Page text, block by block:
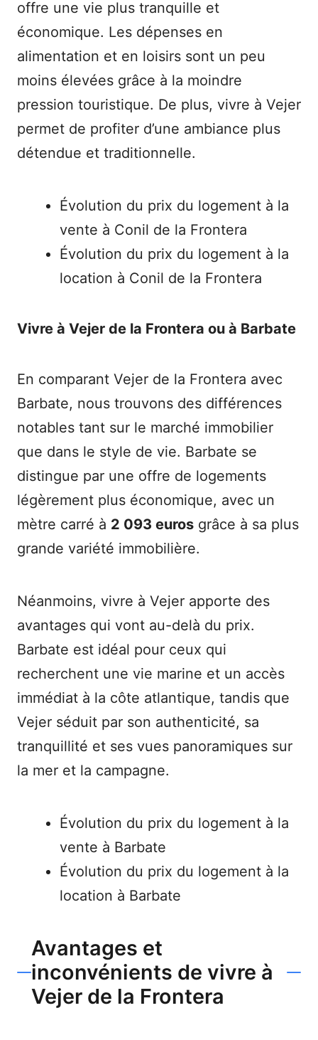
offre une vie plus tranquille et
économique. Les dépenses en
alimentation et en loisirs sont un peu
moins élevées grâce à la moindre
pression touristique. De plus, vivre à Vejer
permet de profiter d’une ambiance plus
détendue et traditionnelle.
Évolution du prix du logement à la
vente à Conil de la Frontera
Évolution du prix du logement à la
location à Conil de la Frontera
Vivre à Vejer de la Frontera ou à Barbate
En comparant Vejer de la Frontera avec
Barbate, nous trouvons des différences
notables tant sur le marché immobilier
que dans le style de vie. Barbate se
distingue par une offre de logements
légèrement plus économique, avec un
mètre carré à 2 093 euros grâce à sa plus
grande variété immobilière.
Néanmoins, vivre à Vejer apporte des
avantages qui vont au-delà du prix.
Barbate est idéal pour ceux qui
recherchent une vie marine et un accès
immédiat à la côte atlantique, tandis que
Vejer séduit par son authenticité, sa
tranquillité et ses vues panoramiques sur
la mer et la campagne.
Évolution du prix du logement à la
vente à Barbate
Évolution du prix du logement à la
location à Barbate
Avantages et
inconvénients de vivre à
Vejer de la Frontera